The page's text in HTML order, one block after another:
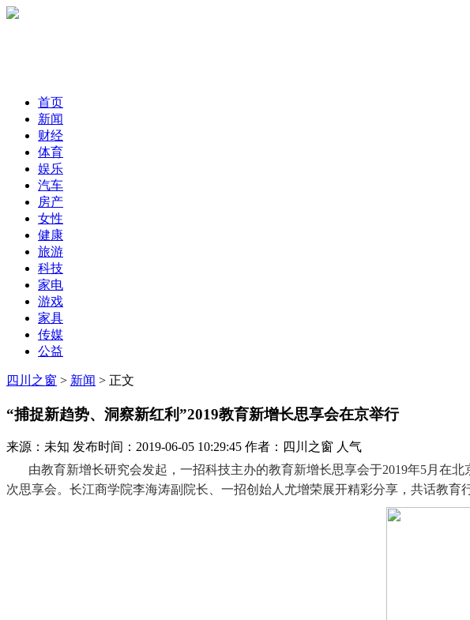
首页
新闻
财经
体育
娱乐
汽车
房产
女性
健康
旅游
科技
家电
游戏
家具
传媒
公益
四川之窗 > 新闻 > 正文
“捕捉新趋势、洞察新红利”2019教育新增长思享会在京举行
来源：未知 发布时间：2019-06-05 10:29:45 作者：四川之窗 人气
由教育新增长研究会发起，一招科技主办的教育新增长思享会于2019年5月在
次思享会。长江商学院李海涛副院长、一招创始人尤增荣展开精彩分享，共话教育